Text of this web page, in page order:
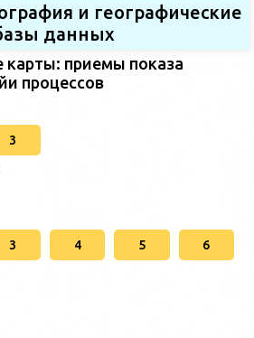
и географические
данных
карты: приемы показа
процессов
3
3 4 5 6